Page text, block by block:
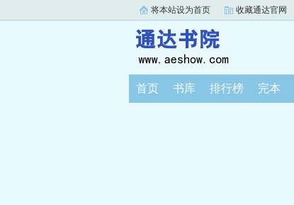
将本站设为首页 收藏通达官网
首页 书库 排行榜 完本